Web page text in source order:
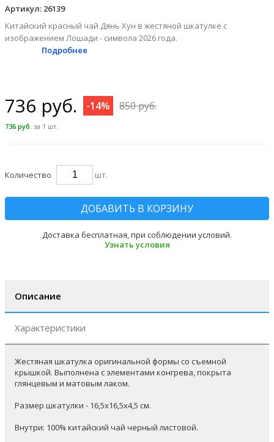
Артикул: 26139
Китайский красный чай Дянь Хун в жестяной шкатулке с
изображением Лошади - символа 2026 года.
Подробнее
736 руб. -14% 850 руб.
736 руб. за 1 шт.
Количество шт.
ДОБАВИТЬ В КОРЗИНУ
Доставка бесплатная, при соблюдении условий.
Узнать условия
Описание
Характеристики
Жестяная шкатулка оригинальной формы со съемной
крышкой. Выполнена с элементами конгрева, покрыта
глянцевым и матовым лаком.
Размер шкатулки - 16,5х16,5х4,5 см.
Внутри: 100% китайский чай черный листовой.